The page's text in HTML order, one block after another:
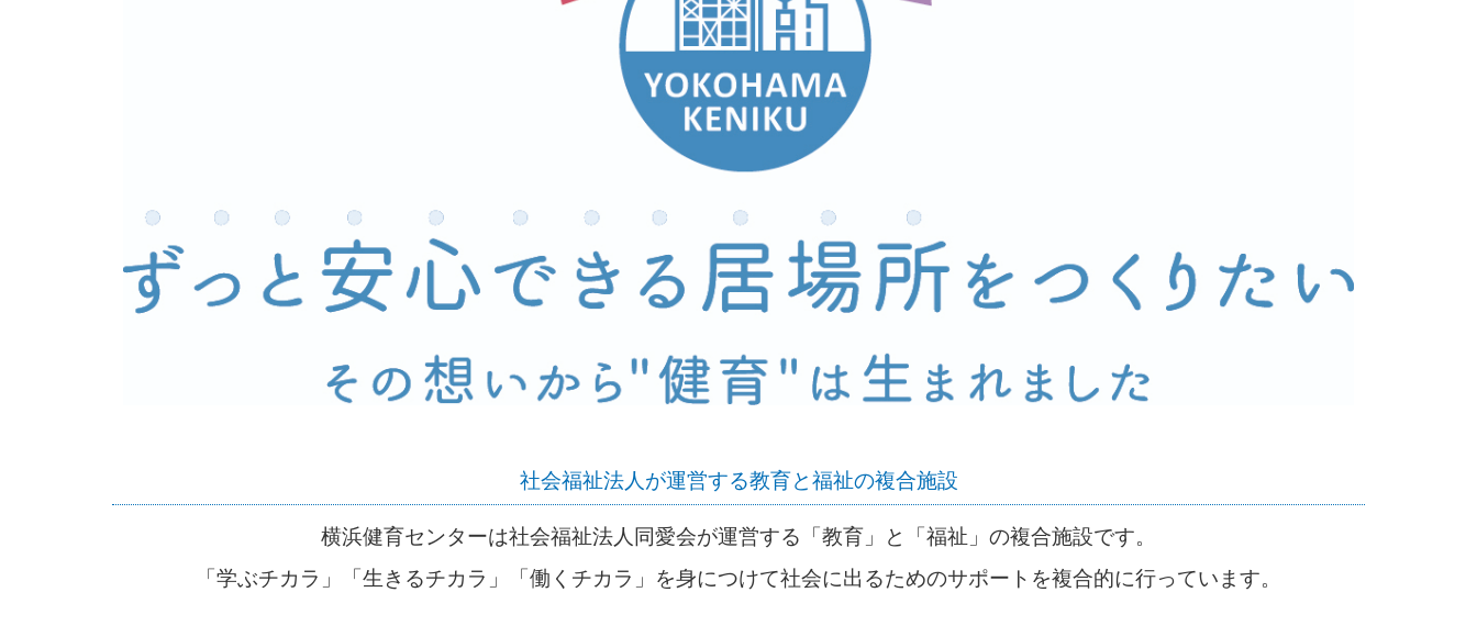
社会福祉法人が運営する教育と福祉の複合施設
横浜健育センターは社会福祉法人同愛会が運営する「教育」と「福祉」の複合施設です。
「学ぶチカラ」「生きるチカラ」「働くチカラ」を身につけて社会に出るためのサポートを複合的に行っています。